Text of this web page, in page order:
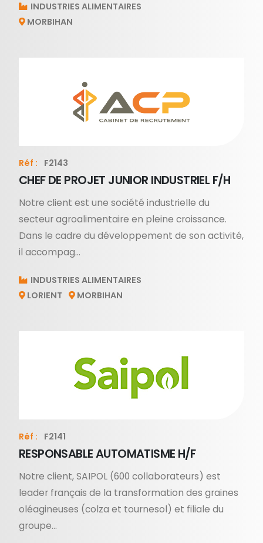
INDUSTRIES ALIMENTAIRES
MORBIHAN
Réf : F2143
CHEF DE PROJET JUNIOR INDUSTRIEL F/H
Notre client est une société industrielle du
secteur agroalimentaire en pleine croissance.
Dans le cadre du développement de son activité,
il accompag...
INDUSTRIES ALIMENTAIRES
LORIENT
MORBIHAN
Réf : F2141
RESPONSABLE AUTOMATISME H/F
Notre client, SAIPOL (600 collaborateurs) est
leader français de la transformation des graines
oléagineuses (colza et tournesol) et filiale du
groupe...